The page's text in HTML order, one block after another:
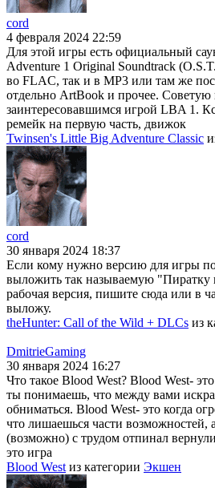
cord
4 февраля 2024 22:59
Для этой игры есть официальный
Adventure 1 Original Soundtrack
во FLAC, так и в MP3 или там же
отдельно ArtBook и прочее. Советую
заинтересовавшимся игрой LBA 1.
ремейк на первую часть, движок
Twinsen's Little Big Adventure Classic
cord
30 января 2024 18:37
Если кому нужно версию для игры
выложить так называемую "Пиратку
рабочая версия, пишите сюда или в
выложу.
theHunter: Call of the Wild + DLCs из
DmitrieGaming
30 января 2024 16:27
Что такое Blood West? Blood West-
ты понимаешь, что между вами
обниматься. Blood West- это когда
что лишаешься части возможностей,
(возможно) с трудом отпинал
это игра
Blood West из категории Экшен